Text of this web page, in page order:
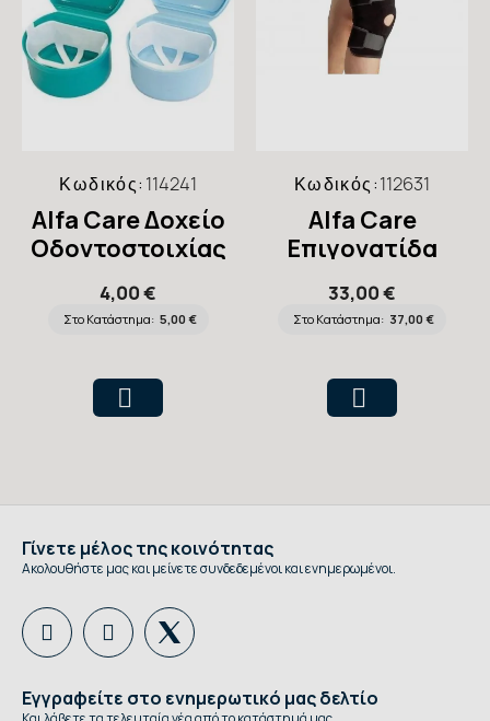
Κωδικός: 114241
Alfa Care Δοχείο
Οδοντοστοιχίας
4,00 €
Στο Κατάστημα: 5,00 €
Κωδικός:112631
Alfa Care
Επιγονατίδα
με Μπανέλες,
King Size
33,00 €
Στο Κατάστημα: 37,00 €
Γίνετε μέλος της κοινότητας
Ακολουθήστε μας και μείνετε συνδεδεμένοι και ενημερωμένοι.
Εγγραφείτε στο ενημερωτικό μας δελτίο